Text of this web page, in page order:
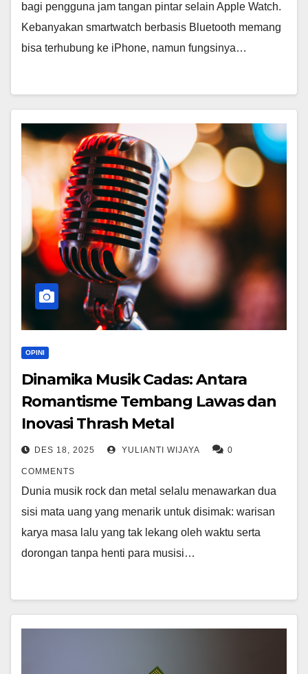
bagi pengguna jam tangan pintar selain Apple Watch.
Kebanyakan smartwatch berbasis Bluetooth memang
bisa terhubung ke iPhone, namun fungsinya…
OPINI
Dinamika Musik Cadas: Antara
Romantisme Tembang Lawas dan
Inovasi Thrash Metal
DES 18, 2025 YULIANTI WIJAYA 0
COMMENTS
Dunia musik rock dan metal selalu menawarkan dua
sisi mata uang yang menarik untuk disimak: warisan
karya masa lalu yang tak lekang oleh waktu serta
dorongan tanpa henti para musisi…